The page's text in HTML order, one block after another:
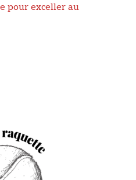
pour exceller au